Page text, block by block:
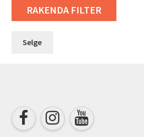
RAKENDA FILTER
Selge